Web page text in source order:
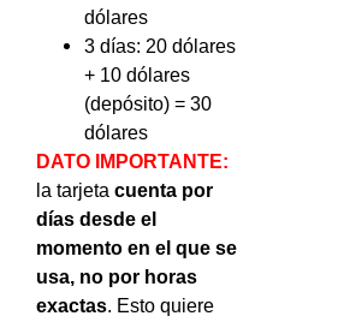
dólares
3 días: 20 dólares
+ 10 dólares
(depósito) = 30
dólares
DATO IMPORTANTE:
la tarjeta cuenta por
días desde el
momento en el que se
usa, no por horas
exactas. Esto quiere